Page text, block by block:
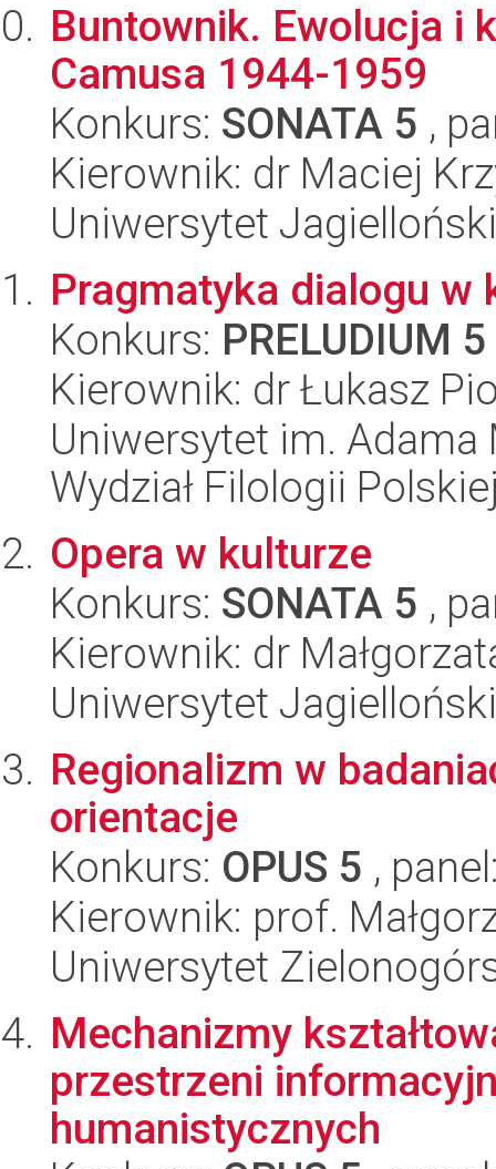
Buntownik. Ewolucja i
Camusa 1944-1959
Konkurs: SONATA 5 ,
Kierownik: dr Maciej
Uniwersytet
Pragmatyka dialogu w
Konkurs: PRELUDIUM 5
Kierownik: dr Łukasz
Uniwersytet im.
Wydział Filologii
Opera w kulturze
Konkurs: SONATA 5 ,
Kierownik: dr
Uniwersytet
Regionalizm w
orientacje
Konkurs: OPUS 5 ,
Kierownik: prof.
Uniwersytet
Mechanizmy
przestrzeni
humanistycznych